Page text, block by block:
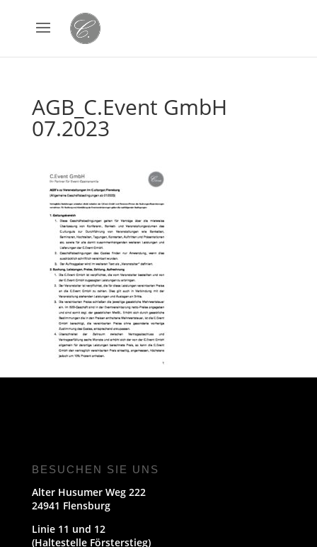
AGB_C.Event GmbH
07.2023
BESUCHEN SIE UNS
Alter Husumer Weg 222
24941 Flensburg
Linie 11 und 12
(Haltestelle Försterstieg)